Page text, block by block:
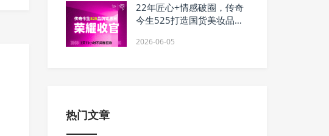
22年匠心+情感破圈，传奇
今生525打造国货美妆品牌
2026-06-05
热门文章